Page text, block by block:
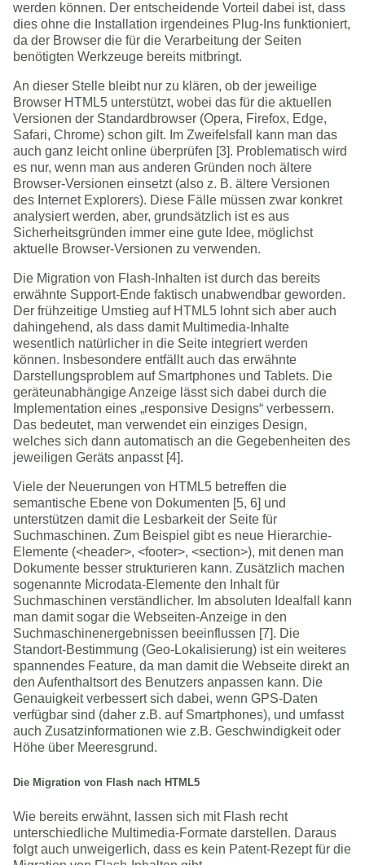
werden können. Der entscheidende Vorteil dabei ist, dass
dies ohne die Installation irgendeines Plug-Ins funktioniert,
da der Browser die für die Verarbeitung der Seiten
benötigten Werkzeuge bereits mitbringt.
An dieser Stelle bleibt nur zu klären, ob der jeweilige
Browser HTML5 unterstützt, wobei das für die aktuellen
Versionen der Standardbrowser (Opera, Firefox, Edge,
Safari, Chrome) schon gilt. Im Zweifelsfall kann man das
auch ganz leicht online überprüfen [3]. Problematisch wird
es nur, wenn man aus anderen Gründen noch ältere
Browser-Versionen einsetzt (also z. B. ältere Versionen
des Internet Explorers). Diese Fälle müssen zwar konkret
analysiert werden, aber, grundsätzlich ist es aus
Sicherheitsgründen immer eine gute Idee, möglichst
aktuelle Browser-Versionen zu verwenden.
Die Migration von Flash-Inhalten ist durch das bereits
erwähnte Support-Ende faktisch unabwendbar geworden.
Der frühzeitige Umstieg auf HTML5 lohnt sich aber auch
dahingehend, als dass damit Multimedia-Inhalte
wesentlich natürlicher in die Seite integriert werden
können. Insbesondere entfällt auch das erwähnte
Darstellungsproblem auf Smartphones und Tablets. Die
geräteunabhängige Anzeige lässt sich dabei durch die
Implementation eines „responsive Designs“ verbessern.
Das bedeutet, man verwendet ein einziges Design,
welches sich dann automatisch an die Gegebenheiten des
jeweiligen Geräts anpasst [4].
Viele der Neuerungen von HTML5 betreffen die
semantische Ebene von Dokumenten [5, 6] und
unterstützen damit die Lesbarkeit der Seite für
Suchmaschinen. Zum Beispiel gibt es neue Hierarchie-
Elemente (<header>, <footer>, <section>), mit denen man
Dokumente besser strukturieren kann. Zusätzlich machen
sogenannte Microdata-Elemente den Inhalt für
Suchmaschinen verständlicher. Im absoluten Idealfall kann
man damit sogar die Webseiten-Anzeige in den
Suchmaschinenergebnissen beeinflussen [7]. Die
Standort-Bestimmung (Geo-Lokalisierung) ist ein weiteres
spannendes Feature, da man damit die Webseite direkt an
den Aufenthaltsort des Benutzers anpassen kann. Die
Genauigkeit verbessert sich dabei, wenn GPS-Daten
verfügbar sind (daher z.B. auf Smartphones), und umfasst
auch Zusatzinformationen wie z.B. Geschwindigkeit oder
Höhe über Meeresgrund.
Die Migration von Flash nach HTML5
Wie bereits erwähnt, lassen sich mit Flash recht
unterschiedliche Multimedia-Formate darstellen. Daraus
folgt auch unweigerlich, dass es kein Patent-Rezept für die